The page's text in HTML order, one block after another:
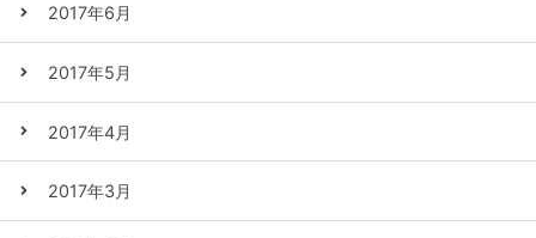
2017年6月
2017年5月
2017年4月
2017年3月